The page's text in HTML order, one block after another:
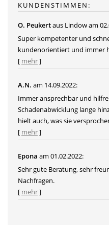
KUNDENSTIMMEN:
O. Peukertaus Lindowam
Super kompetenter und
kundenorientiert und immer
[ mehr]
A.N. am 14.09.2022:
Immer ansprechbar und
Schadenabwicklung lange
hielt auch, was sie
[ mehr]
Epona am 01.02.2022:
Sehr gute Beratung, sehr
Nachfragen.
[ mehr]